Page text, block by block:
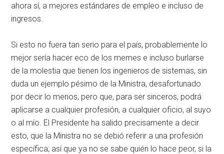
ahora sí, a mejores estándares de empleo e incluso de
ingresos.
Si esto no fuera tan serio para el país, probablemente lo
mejor sería hacer eco de los memes e incluso burlarse
de la molestia que tienen los ingenieros de sistemas, sin
duda un ejemplo pésimo de la Ministra, desafortunado
por decir lo menos, pero que, para ser sinceros, podrá
aplicarse a cualquier profesión, a cualquier oficio, al suyo
o al mío. El Presidente ha salido precisamente a decir
esto, que la Ministra no se debió referir a una profesión
específica; así que ya no se sabe quién lo hace peor, si la